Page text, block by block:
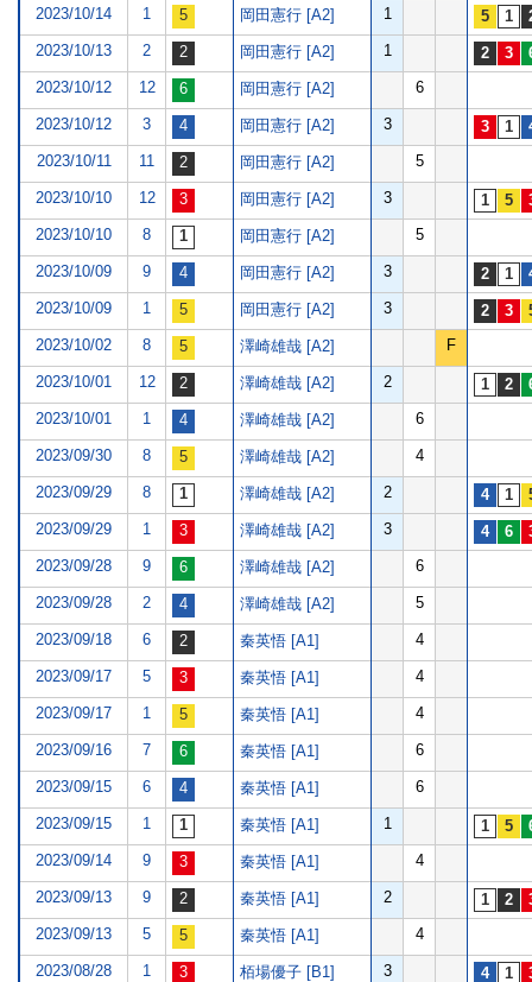
2023/10/14
1 岡田憲行 [A2] 1
2023/10/13 2 岡田憲行 [A2] 1
2023/10/12 12 岡田憲行 [A2] 6
2023/10/12 3 岡田憲行 [A2] 3
2023/10/11 11 岡田憲行 [A2] 5
2023/10/10 12 岡田憲行 [A2] 3
2023/10/10 8 岡田憲行 [A2] 5
2023/10/09 9 岡田憲行 [A2] 3
2023/10/09 1 岡田憲行 [A2] 3
2023/10/02 8 澤崎雄哉 [A2] F
2023/10/01 12 澤崎雄哉 [A2] 2
2023/10/01 1 澤崎雄哉 [A2] 6
2023/09/30 8 澤崎雄哉 [A2] 4
2023/09/29 8 澤崎雄哉 [A2] 2
2023/09/29 1 澤崎雄哉 [A2] 3
2023/09/28 9 澤崎雄哉 [A2] 6
2023/09/28 2 澤崎雄哉 [A2] 5
2023/09/18 6 秦英悟 [A1] 4
2023/09/17 5 秦英悟 [A1] 4
2023/09/17 1 秦英悟 [A1] 4
2023/09/16 7 秦英悟 [A1] 6
2023/09/15 6 秦英悟 [A1] 6
2023/09/15 1 秦英悟 [A1] 1
2023/09/14 9 秦英悟 [A1] 4
2023/09/13 9 秦英悟 [A1] 2
2023/09/13 5 秦英悟 [A1] 4
2023/08/28 1 栢場優子 [B1] 3